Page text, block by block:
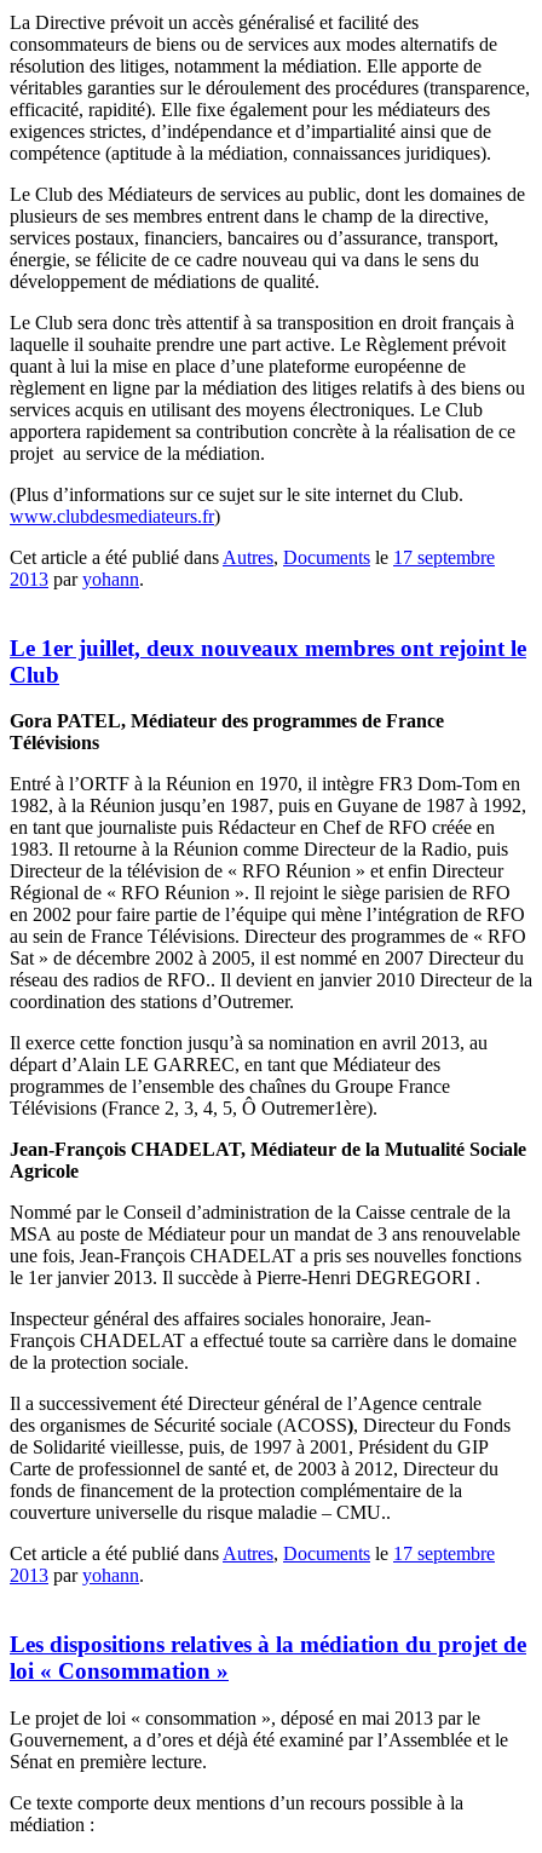
La Directive prévoit un accès généralisé et facilité des
consommateurs de biens ou de services aux modes alternatifs de
résolution des litiges, notamment la médiation. Elle apporte de
véritables garanties sur le déroulement des procédures (transparence,
efficacité, rapidité). Elle fixe également pour les médiateurs des
exigences strictes, d’indépendance et d’impartialité ainsi que de
compétence (aptitude à la médiation, connaissances juridiques).
Le Club des Médiateurs de services au public, dont les domaines de
plusieurs de ses membres entrent dans le champ de la directive,
services postaux, financiers, bancaires ou d’assurance, transport,
énergie, se félicite de ce cadre nouveau qui va dans le sens du
développement de médiations de qualité.
Le Club sera donc très attentif à sa transposition en droit français à
laquelle il souhaite prendre une part active. Le Règlement prévoit
quant à lui la mise en place d’une plateforme européenne de
règlement en ligne par la médiation des litiges relatifs à des biens ou
services acquis en utilisant des moyens électroniques. Le Club
apportera rapidement sa contribution concrète à la réalisation de ce
projet au service de la médiation.
(Plus d’informations sur ce sujet sur le site internet du Club.
www.clubdesmediateurs.fr)
Cet article a été publié dans Autres, Documents le 17 septembre
2013 paryohann.
Le 1er juillet, deux nouveaux membres ont rejoint le
Club
Gora PATEL, Médiateur des programmes de France
Télévisions
Entré à l’ORTF à la Réunion en 1970, il intègre FR3 Dom-Tom en
1982, à la Réunion jusqu’en 1987, puis en Guyane de 1987 à 1992,
en tant que journaliste puis Rédacteur en Chef de RFO créée en
1983. Il retourne à la Réunion comme Directeur de la Radio, puis
Directeur de la télévision de « RFO Réunion » et enfin Directeur
Régional de « RFO Réunion ». Il rejoint le siège parisien de RFO
en 2002 pour faire partie de l’équipe qui mène l’intégration de RFO
au sein de France Télévisions. Directeur des programmes de « RFO
Sat » de décembre 2002 à 2005, il est nommé en 2007 Directeur du
réseau des radios de RFO.. Il devient en janvier 2010 Directeur de la
coordination des stations d’Outremer.
Il exerce cette fonction jusqu’à sa nomination en avril 2013, au
départ d’Alain LE GARREC, en tant que Médiateur des
programmes de l’ensemble des chaînes du Groupe France
Télévisions (France 2, 3, 4, 5, Ô Outremer1ère).
Jean-François CHADELAT, Médiateur de la Mutualité Sociale
Agricole
Nommé par le Conseil d’administration de la Caisse centrale de la
MSA au poste de Médiateur pour un mandat de 3 ans renouvelable
une fois, Jean-François CHADELAT a pris ses nouvelles fonctions
le 1er janvier 2013. Il succède à Pierre-Henri DEGREGORI .
Inspecteur général des affaires sociales honoraire, Jean-
François CHADELAT a effectué toute sa carrière dans le domaine
de la protection sociale.
Il a successivement été Directeur général de l’Agence centrale
des organismes de Sécurité sociale (ACOSS), Directeur du Fonds
de Solidarité vieillesse, puis, de 1997 à 2001, Président du GIP
Carte de professionnel de santé et, de 2003 à 2012, Directeur du
fonds de financement de la protection complémentaire de la
couverture universelle du risque maladie – CMU..
Cet article a été publié dans Autres, Documents le 17 septembre
2013 paryohann.
Les dispositions relatives à la médiation du projet de
loi « Consommation »
Le projet de loi « consommation », déposé en mai 2013 par le
Gouvernement, a d’ores et déjà été examiné par l’Assemblée et le
Sénat en première lecture.
Ce texte comporte deux mentions d’un recours possible à la
médiation :